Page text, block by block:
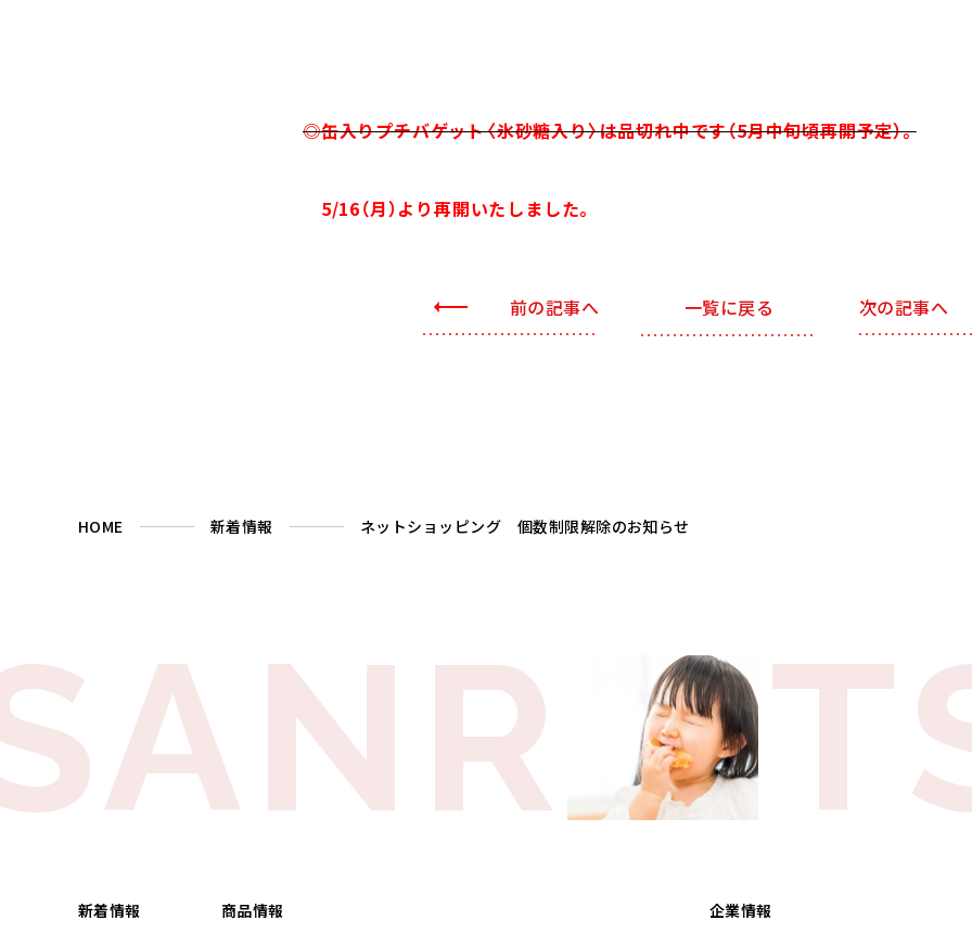
◎缶入りプチバゲット〈氷砂糖入り〉は品切れ中です（5月中旬頃再開予定）。
5/16（月）より再開いたしました。
一覧に戻る
HOME 新着情報 ネットショッピング 個数制限解除のお知らせ
新着情報 商品情報 企業情報